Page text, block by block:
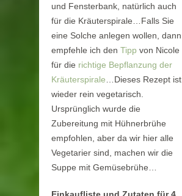
und Fensterbank, natürlich auch
für die Kräuterspirale…Falls Sie
eine Solche anlegen wollen, dann
empfehle ich den Tipp von Nicole
für die richtige Bepflanzung der
Kräuterspirale …Dieses Rezept ist
wieder rein vegetarisch.
Ursprünglich wurde die
Zubereitung mit Hühnerbrühe
empfohlen, aber da wir hier alle
Vegetarier sind, machen wir die
Suppe mit Gemüsebrühe…
Einkaufliste und Zutaten für 4